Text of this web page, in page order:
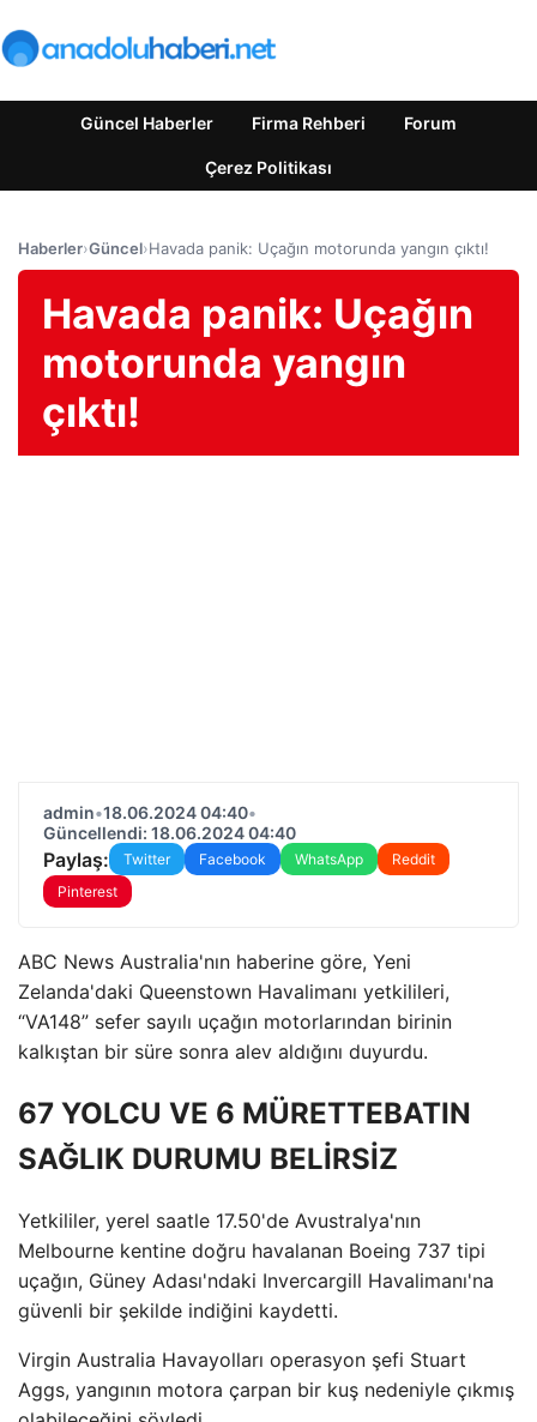
Güncel Haberler Firma Rehberi Forum
Çerez Politikası
Haberler›Güncel›Havada panik: Uçağın motorunda yangın çıktı!
Havada panik: Uçağın
motorunda yangın
çıktı!
admin•18.06.2024 04:40•
Güncellendi: 18.06.2024 04:40
Paylaş: Twitter Facebook WhatsApp
Reddit
Pinterest
ABC News Australia'nın haberine göre, Yeni
Zelanda'daki Queenstown Havalimanı yetkilileri,
“VA148” sefer sayılı uçağın motorlarından birinin
kalkıştan bir süre sonra alev aldığını duyurdu.
67 YOLCU VE 6 MÜRETTEBATIN
SAĞLIK DURUMU BELİRSİZ
Yetkililer, yerel saatle 17.50'de Avustralya'nın
Melbourne kentine doğru havalanan Boeing 737 tipi
uçağın, Güney Adası'ndaki Invercargill Havalimanı'na
güvenli bir şekilde indiğini kaydetti.
Virgin Australia Havayolları operasyon şefi Stuart
Aggs, yangının motora çarpan bir kuş nedeniyle çıkmış